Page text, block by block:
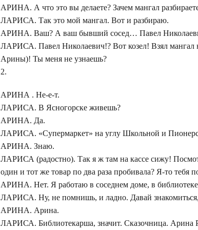
АРИНА. А что это вы делаете? Зачем мангал
ЛАРИСА. Так это мой мангал. Вот и разбираю.
АРИНА. Ваш? А ваш бывший сосед… Павел
ЛАРИСА. Павел Николаевич!? Вот козел! Взял мангал
Арины)! Ты меня не узнаешь?
2.
АРИНА . Не-е-т.
ЛАРИСА. В Ясногорске живешь?
АРИНА. Да.
ЛАРИСА. «Супермаркет» на углу Школьной и
АРИНА. Знаю.
ЛАРИСА (радостно). Так я ж там на кассе сижу!
один и тот же товар по два раза пробивала? Я-то
АРИНА. Нет. Я работаю в соседнем доме, в
ЛАРИСА. Ну, не помнишь, и ладно. Давай знакомиться,
АРИНА. Арина.
ЛАРИСА. Библиотекарша, значит. Сказочница. Арина